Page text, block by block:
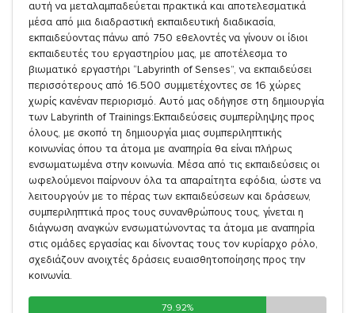
αυτή να μεταλαμπαδεύεται πρακτικά και αποτελεσματικά
μέσα από μια διαδραστική εκπαιδευτική διαδικασία,
εκπαιδεύοντας πάνω από 750 εθελοντές να γίνουν οι ίδιοι
εκπαιδευτές του εργαστηρίου μας, με αποτέλεσμα το
βιωματικό εργαστήρι “Labyrinth of Senses”, να εκπαιδεύσει
περισσότερους από 16.500 συμμετέχοντες σε 16 χώρες
χωρίς κανέναν περιορισμό. Αυτό μας οδήγησε στη δημιουργία
των Labyrinth of Trainings:Εκπαιδεύσεις συμπερίληψης προς
όλους, με σκοπό τη δημιουργία μιας συμπεριληπτικής
κοινωνίας όπου τα άτομα με αναπηρία θα είναι πλήρως
ενσωματωμένα στην κοινωνία. Μέσα από τις εκπαιδεύσεις οι
ωφελούμενοι παίρνουν όλα τα απαραίτητα εφόδια, ώστε να
λειτουργούν με το πέρας των εκπαιδεύσεων και δράσεων,
συμπεριληπτικά προς τους συνανθρώπους τους, γίνεται η
διάγνωση αναγκών ενσωματώνοντας τα άτομα με αναπηρία
στις ομάδες εργασίας και δίνοντας τους τον κυρίαρχο ρόλο,
σχεδιάζουν ανοιχτές δράσεις ευαισθητοποίησης προς την
κοινωνία.
79.92%
79.92%